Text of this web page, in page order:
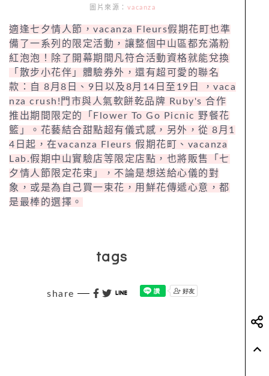
圖片來源： vacanza
適逢七夕情人節，vacanza Fleurs假期花町也準
備了一系列的限定活動，讓整個中山區都充滿粉
紅泡泡！除了開幕期間凡符合活動資格就能兌換
「散步小花伴」體驗券外，還有超可愛的聯名
款：自 8月8日、9日以及8月14日至19日 ，vaca
nza crush!門市與人氣軟餅乾品牌 Ruby's 合作
推出期間限定的「Flower To Go Picnic 野餐花
籃」。花藝結合甜點超有儀式感，另外，從 8月1
4日起，在vacanza Fleurs 假期花町、vacanza
Lab.假期中山實驗店等限定店點，也將販售「七
夕情人節限定花束」，不論是想送給心儀的對
象，或是為自己買一束花，用鮮花傳遞心意，都
是最棒的選擇。
tags
share